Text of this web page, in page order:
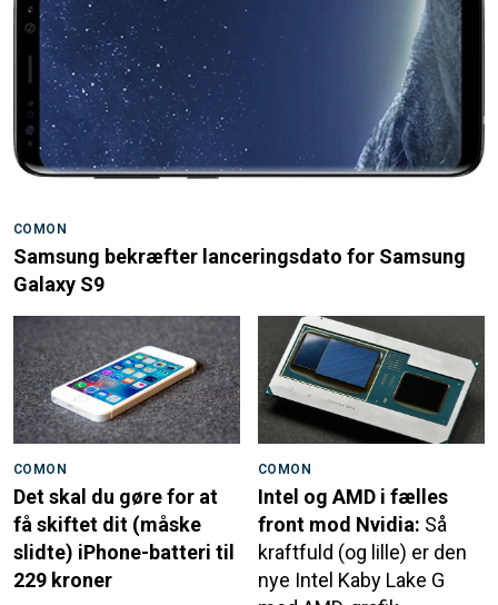
COMON
Samsung bekræfter lanceringsdato for Samsung
Galaxy S9
COMON
Det skal du gøre for at
få skiftet dit (måske
slidte) iPhone-batteri til
229 kroner
COMON
Intel og AMD i fælles
front mod Nvidia: Så
kraftfuld (og lille) er den
nye Intel Kaby Lake G